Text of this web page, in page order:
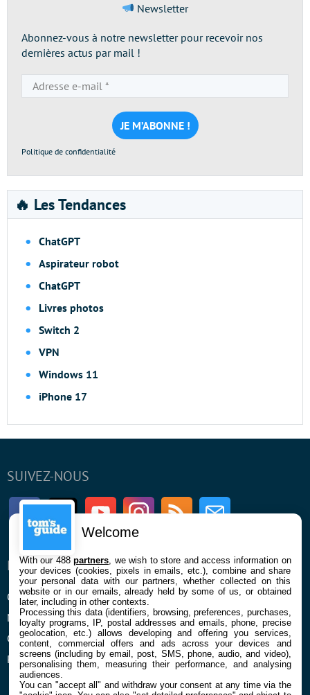
Newsletter
Abonnez-vous à notre newsletter pour recevoir nos
dernières actus par mail !
e-
mail
*
Politique de confidentialité
🔥 Les Tendances
ChatGPT
Aspirateur robot
ChatGPT
Livres photos
Switch 2
VPN
Windows 11
iPhone 17
SUIVEZ-NOUS
FacebookTwitter Youtube InstagramRSS Newsletter
ENTREPRISE
Qui sommes nous
Mentions légales et CGU
Confidentialité et Cookies
Préférences cookies
À PROPOS
La rédaction
Contact
Welcome
With our 488partners , we wish to store and access information on
your devices (cookies, pixels in emails, etc.), combine and share
your personal data with our partners, whether collected on this
website or in our emails, already held by some of us, or obtained
later, including in other contexts.
Processing this data (identifiers, browsing, preferences, purchases,
loyalty programs, IP, postal addresses and emails, phone, precise
geolocation, etc.) allows developing and offering you services,
content, commercial offers and ads across your devices and
screens (including by email, post, SMS, phone, audio, and video),
personalising them, measuring their performance, and analysing
audiences.
You can "accept all" and withdraw your consent at any time via the